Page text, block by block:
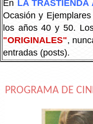
En LA TRASTIENDA
Ocasión y
los años 40 y 50.
"ORIGINALES",
entradas (posts).
PROGRAMA DE